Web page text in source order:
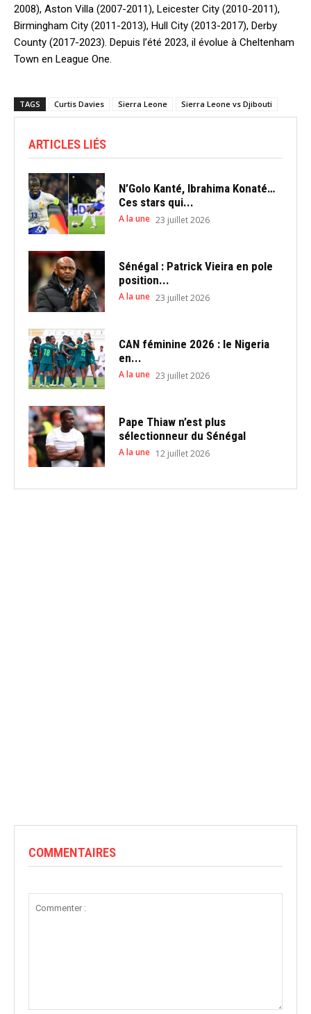
2008), Aston Villa (2007-2011), Leicester City (2010-2011),
Birmingham City (2011-2013), Hull City (2013-2017), Derby
County (2017-2023). Depuis l’été 2023, il évolue à Cheltenham
Town en League One.
TAGS Curtis Davies Sierra Leone Sierra Leone vs Djibouti
ARTICLES LIÉS
N’Golo Kanté, Ibrahima Konaté…
Ces stars qui...
A la une 23 juillet 2026
Sénégal : Patrick Vieira en pole
position...
A la une 23 juillet 2026
CAN féminine 2026 : le Nigeria
en...
A la une 23 juillet 2026
Pape Thiaw n’est plus
sélectionneur du Sénégal
A la une 12 juillet 2026
COMMENTAIRES